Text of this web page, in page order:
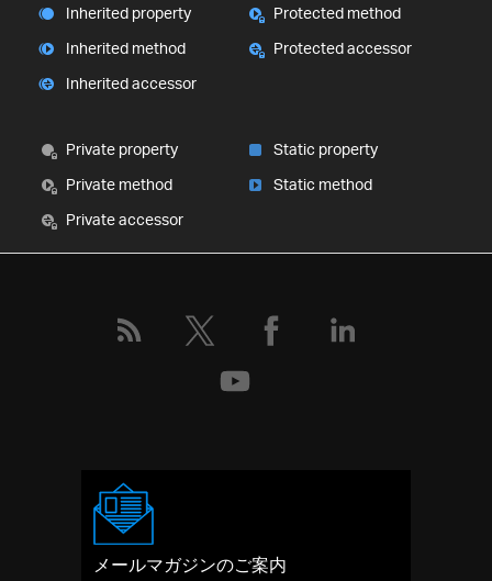
Inherited property
Inherited method
Inherited accessor
Protected method
Protected accessor
Private property
Private method
Private accessor
Static property
Static method
メールマガジンのご案内